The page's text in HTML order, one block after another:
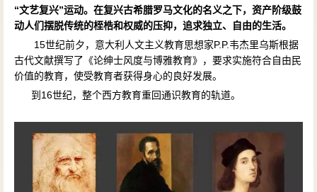
“文艺复兴”运动。在复兴古希腊罗马文化的名义之下，资产阶级鼓
动人们摆脱传统的桎梏和权威的压抑，追求独立、自由的生活。
15世纪前夕，意大利人文主义教育思想家P.P.韦杰里乌斯根据
古代文献撰写了《论绅士风度与博雅教育》，要求实施符合自由民
价值的教育，使受教育者获得身心的良好发展。
到16世纪，整个西方教育重回通识教育的轨道。